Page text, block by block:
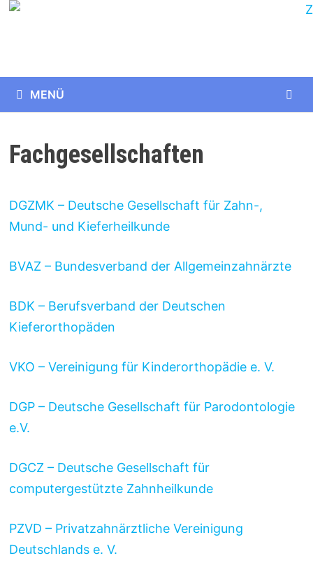
Zurück
MENÜ
Fachgesellschaften
DGZMK – Deutsche Gesellschaft für Zahn-,
Mund- und Kieferheilkunde
BVAZ – Bundesverband der Allgemeinzahnärzte
BDK – Berufsverband der Deutschen
Kieferorthopäden
VKO – Vereinigung für Kinderorthopädie e. V.
DGP – Deutsche Gesellschaft für Parodontologie
e.V.
DGCZ – Deutsche Gesellschaft für
computergestützte Zahnheilkunde
PZVD – Privatzahnärztliche Vereinigung
Deutschlands e. V.